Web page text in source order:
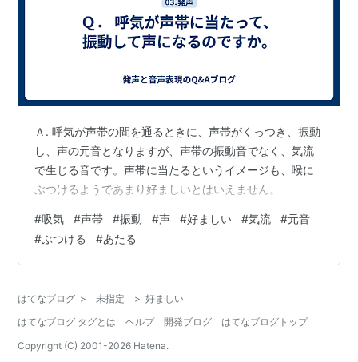
Ａ. 呼気が声帯の間を通るときに、声帯がくっつき、振動
し、声の元音となりますが、声帯の振動音でなく、気流
で生じる音です。声帯に当たるというイメージも、喉に
ぶつけるようであまり好ましいとはいえません。
#吸気 #声帯 #振動 #声 #好ましい #気流 #元音
#ぶつける #あたる
はてなブログ > 未指定 > 好ましい
はてなブログ タグとは
ヘルプ 開発ブログ
はてなブログトップ
Copyright (C) 2001-2026 Hatena.